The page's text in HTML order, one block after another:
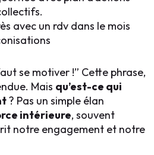
avec un rdv dans le mois
se motiver !” Cette phrase,
Mais qu’est-ce qui
? Pas un simple élan
intérieure, souvent
notre engagement et notre